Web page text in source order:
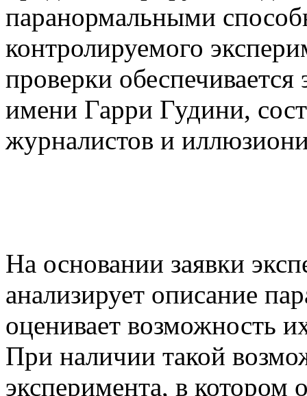
паранормальными
контролируемого
проверки
имени Гарри Гудини,
журналистов и
На основании заявки
анализирует описание
оценивает возможность
При наличии такой
эксперимента, в котором